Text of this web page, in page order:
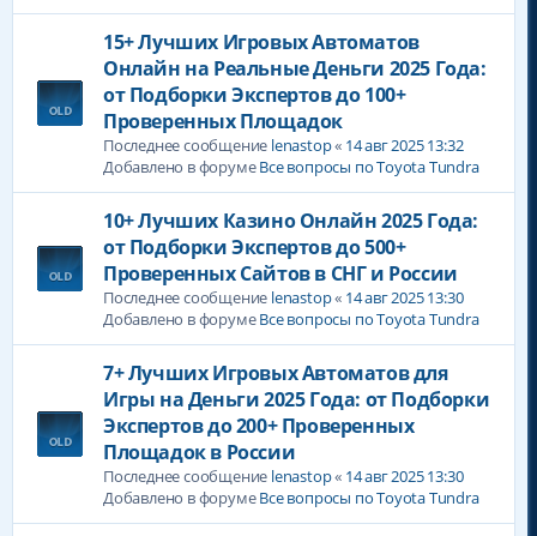
15+ Лучших Игровых Автоматов
Онлайн на Реальные Деньги 2025 Года:
от Подборки Экспертов до 100+
Проверенных Площадок
Последнее сообщение lenastop« 14 авг 2025 13:32
Добавлено в форумеВсе вопросы по Toyota Tundra
10+ Лучших Казино Онлайн 2025 Года:
от Подборки Экспертов до 500+
Проверенных Сайтов в СНГ и России
Последнее сообщение lenastop« 14 авг 2025 13:30
Добавлено в форумеВсе вопросы по Toyota Tundra
7+ Лучших Игровых Автоматов для
Игры на Деньги 2025 Года: от Подборки
Экспертов до 200+ Проверенных
Площадок в России
Последнее сообщение lenastop« 14 авг 2025 13:30
Добавлено в форумеВсе вопросы по Toyota Tundra